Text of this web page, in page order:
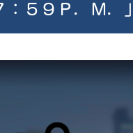
５９Ｐ．Ｍ．」